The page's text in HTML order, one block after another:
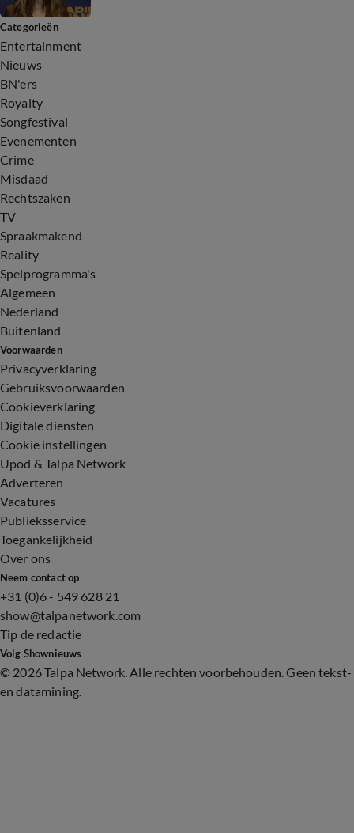
Categorieën
Entertainment
Nieuws
BN'ers
Royalty
Songfestival
Evenementen
Crime
Misdaad
Rechtszaken
TV
Spraakmakend
Reality
Spelprogramma's
Algemeen
Nederland
Buitenland
Voorwaarden
Privacyverklaring
Gebruiksvoorwaarden
Cookieverklaring
Digitale diensten
Cookie instellingen
Upod & Talpa Network
Adverteren
Vacatures
Publieksservice
Toegankelijkheid
Over ons
Neem contact op
+31 (0)6 - 549 628 21
show@talpanetwork.com
Tip de redactie
Volg Shownieuws
© 2026 Talpa Network. Alle rechten voorbehouden. Geen tekst-
en datamining.